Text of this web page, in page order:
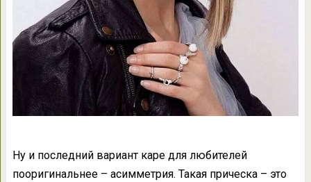
Ну и последний вариант каре для любителей
пооригинальнее – асимметрия. Такая прическа – это